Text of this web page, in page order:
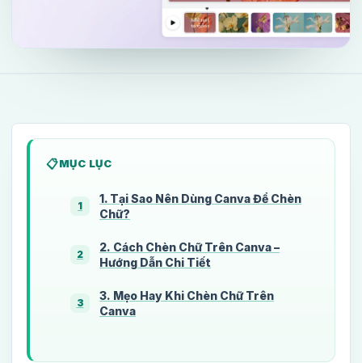
MỤC LỤC
1
1. Tại Sao Nên Dùng Canva Để Chèn
Chữ?
2
2. Cách Chèn Chữ Trên Canva –
Hướng Dẫn Chi Tiết
3
3. Mẹo Hay Khi Chèn Chữ Trên
Canva